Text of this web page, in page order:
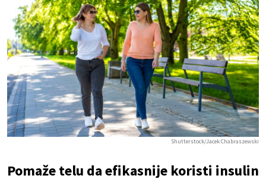
Shutterstock/Jacek Chabraszewski
Pomaže telu da efikasnije koristi insulin